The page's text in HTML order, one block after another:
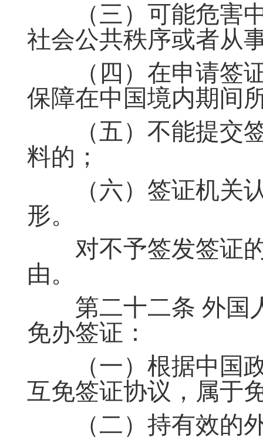
（三）可能危害中
社会公共秩序或者从
（四）在申请签证
保障在中国境内期间
（五）不能提交签
料的；
（六）签证机关认
形。
对不予签发签证的
由。
第二十二条 外国
免办签证：
（一）根据中国政
互免签证协议，属于
（二）持有效的外